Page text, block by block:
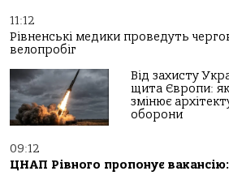
11:12
Рівненські медики проведуть
велопробіг
Від захисту
щита Європи:
змінює
оборони
09:12
ЦНАП Рівного пропонує